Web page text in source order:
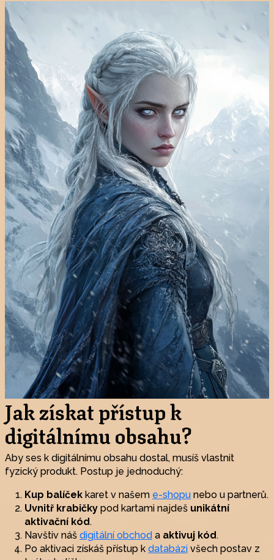
Jak získat přístup k
digitálnímu obsahu?
Aby ses k digitálnímu obsahu dostal, musíš vlastnit
fyzický produkt. Postup je jednoduchý:
Kup balíček karet v našem e-shopu nebo u partnerů.
Uvnitř krabičky pod kartami najdeš unikátní
aktivační kód.
Navštiv náš digitální obchod a aktivuj kód.
Po aktivaci získáš přístup k databázi všech postav z